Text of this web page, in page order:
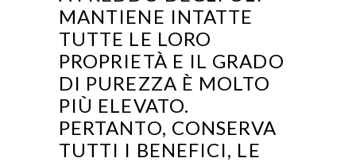
MANTIENE INTATTE
TUTTE LE LORO
PROPRIETÀ E IL GRADO
DI PUREZZA È MOLTO
PIÙ ELEVATO.
PERTANTO, CONSERVA
TUTTI I BENEFICI, LE